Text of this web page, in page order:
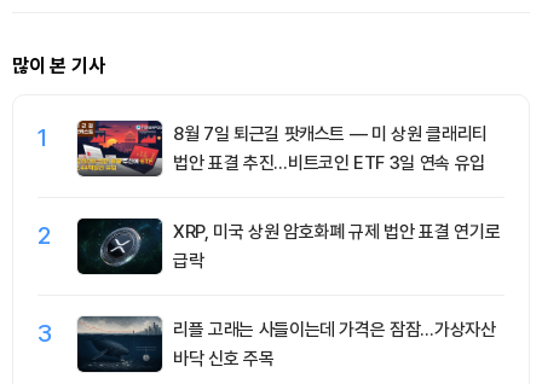
많이 본 기사
1
8월 7일 퇴근길 팟캐스트 — 미 상원 클래리티
법안 표결 추진…비트코인 ETF 3일 연속 유입
2
XRP, 미국 상원 암호화폐 규제 법안 표결 연기로
급락
3
리플 고래는 사들이는데 가격은 잠잠…가상자산
바닥 신호 주목